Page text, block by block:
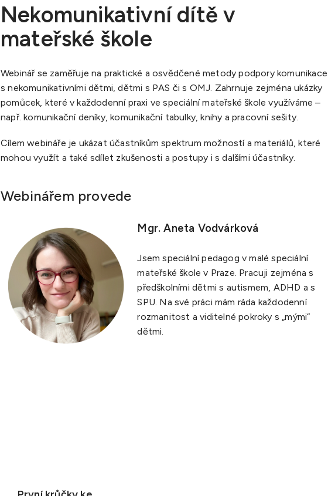
Nekomunikativní dítě v
mateřské škole
Webinář se zaměřuje na praktické a osvědčené metody podpory komunikace
s nekomunikativními dětmi, dětmi s PAS či s OMJ. Zahrnuje zejména ukázky
pomůcek, které v každodenní praxi ve speciální mateřské škole využíváme –
např. komunikační deníky, komunikační tabulky, knihy a pracovní sešity.
Cílem webináře je ukázat účastníkům spektrum možností a materiálů, které
mohou využít a také sdílet zkušenosti a postupy i s dalšími účastníky.
Webinářem provede
Mgr. Aneta Vodvárková
Jsem speciální pedagog v malé speciální
mateřské škole v Praze. Pracuji zejména s
předškolními dětmi s autismem, ADHD a s
SPU. Na své práci mám ráda každodenní
rozmanitost a viditelné pokroky s „mými“
dětmi.